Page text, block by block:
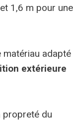
1,6 m pour une
matériau adapté
extérieure
propreté du